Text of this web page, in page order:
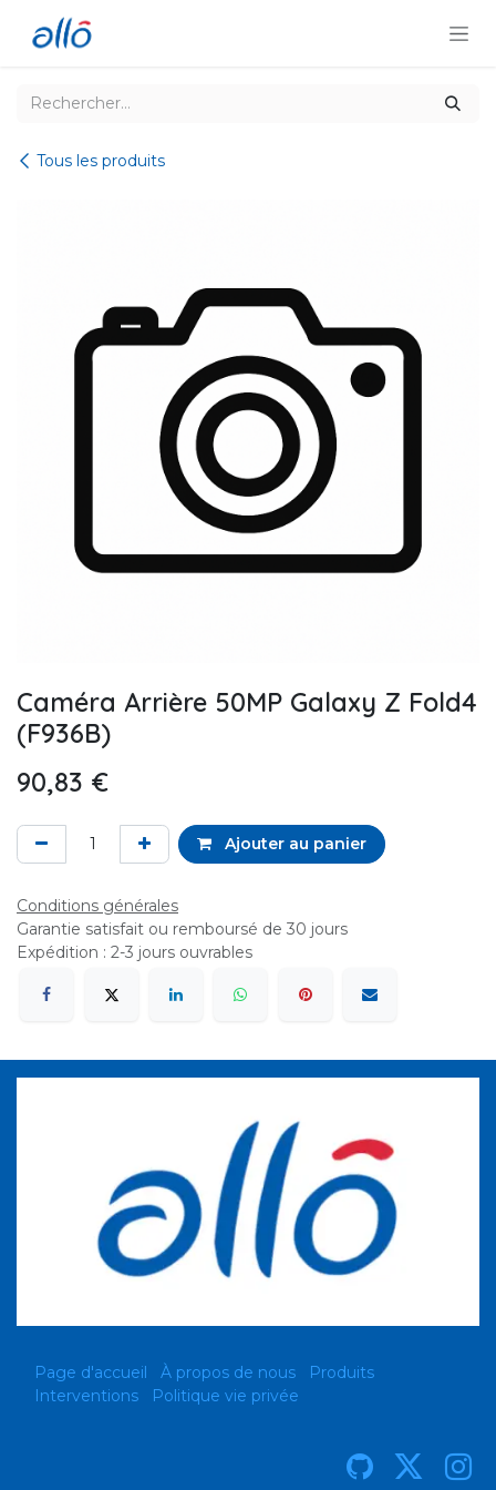
Tous les produits
Caméra Arrière 50MP Galaxy Z Fold4
(F936B)
90,83 €
Ajouter au panier
Conditions générales
Garantie satisfait ou remboursé de 30 jours
Expédition : 2-3 jours ouvrables
Page d'accueil À propos de nous
Produits
Interventions
Politique vie privée